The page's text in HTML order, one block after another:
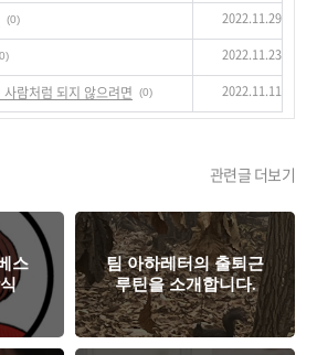
(0) 2022.11.29
2022.11.23
람처럼 되지 않으려면 (0) 2022.11.11
관련글 더보기
스
팀 아하레터의 출퇴근
루틴을 소개합니다.